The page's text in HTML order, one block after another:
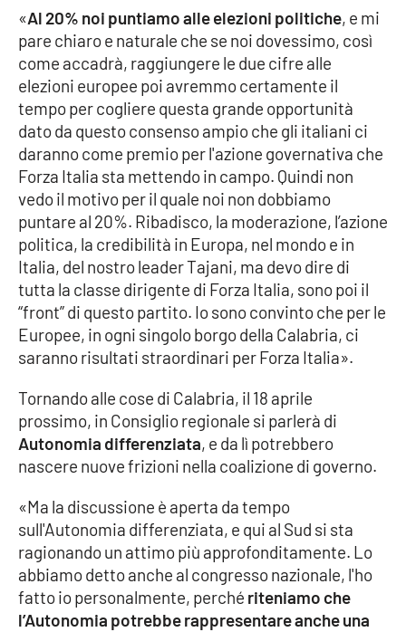
Vibo Valentia
Reggio Calabria
Cosenza
Lamezia Terme
PROGETTI
SPECIALI
Buona Sanità Calabria
LA
CALABRIAVISIONE
Eventi
Food
Storie
LAC
NETWORK
«Al 20% noi puntiamo alle elezioni politiche, e mi
pare chiaro e naturale che se noi dovessimo, così
come accadrà, raggiungere le due cifre alle
elezioni europee poi avremmo certamente il
tempo per cogliere questa grande opportunità
dato da questo consenso ampio che gli italiani ci
daranno come premio per l'azione governativa che
Forza Italia sta mettendo in campo. Quindi non
vedo il motivo per il quale noi non dobbiamo
puntare al 20%. Ribadisco, la moderazione, l’azione
politica, la credibilità in Europa, nel mondo e in
Italia, del nostro leader Tajani, ma devo dire di
tutta la classe dirigente di Forza Italia, sono poi il
“front” di questo partito. Io sono convinto che per le
Europee, in ogni singolo borgo della Calabria, ci
saranno risultati straordinari per Forza Italia».
Tornando alle cose di Calabria, il 18 aprile
prossimo, in Consiglio regionale si parlerà di
Autonomia differenziata, e da lì potrebbero
nascere nuove frizioni nella coalizione di governo.
«Ma la discussione è aperta da tempo
sull'Autonomia differenziata, e qui al Sud si sta
ragionando un attimo più approfonditamente. Lo
abbiamo detto anche al congresso nazionale, l'ho
fatto io personalmente, perché riteniamo che
l’Autonomia potrebbe rappresentare anche una